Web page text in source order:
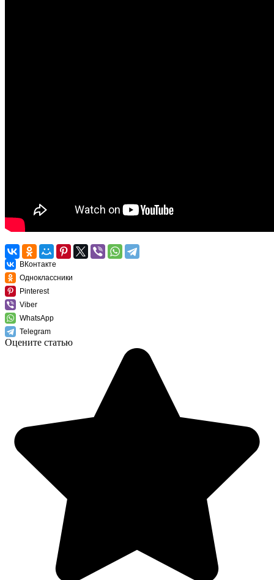
ВКонтакте
Одноклассники
Pinterest
Viber
WhatsApp
Telegram
Оцените статью